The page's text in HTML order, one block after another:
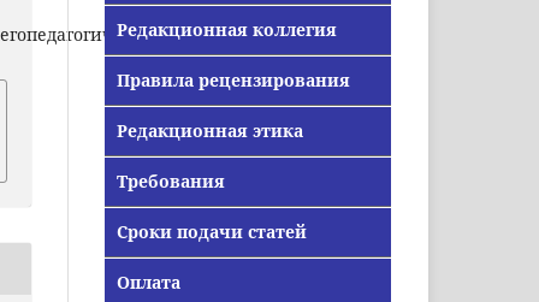
Редакционная коллегия
Правила рецензирования
Редакционная этика
Требования
Сроки подачи статей
Оплата